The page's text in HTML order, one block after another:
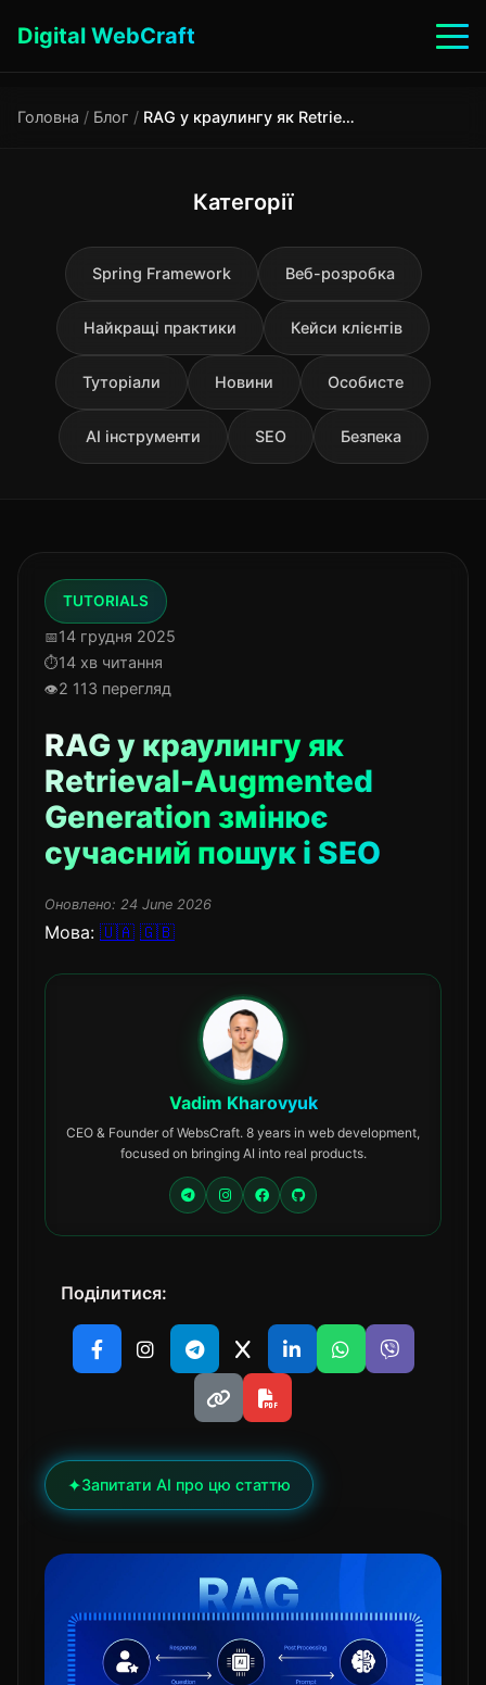
Digital WebCraft
Головна / Блог / RAG у краулингу як Retrieval-Augmented Generation змінює сучасний пошук і SEO
Категорії
Spring Framework Веб-розробка
Найкращі практики Кейси клієнтів
Туторіали Новини Особисте
AI інструменти SEO Безпека
TUTORIALS
14 грудня 2025
14 хв читання
2 113 перегляд
RAG у краулингу як
Retrieval-Augmented
Generation змінює
сучасний пошук і SEO
Оновлено: 24 June 2026
Мова: 🇺🇦 🇬🇧
Vadim Kharovyuk
CEO & Founder of WebsCraft. 8 years in web development,
focused on bringing AI into real products.
Поділитися:
✦Запитати AI про цю статтю